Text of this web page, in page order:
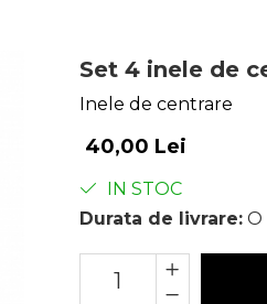
Set 4 inele de
Inele de centrare
40,00 Lei
IN STOC
Durata de livrare:O